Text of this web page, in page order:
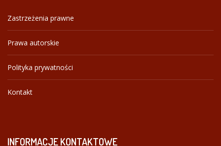
Zastrzeżenia prawne
Prawa autorskie
Polityka prywatności
Kontakt
INFORMACJEKONTAKTOWE